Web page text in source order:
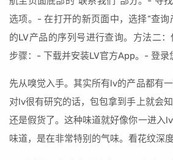
选项。- 在打开的新页面中，选择“查
的LV产品的序列号进行查询。方法二
步骤：- 下载并安装LV官方App。- 登录
先从嗅觉入手。其实所有lv的产品都有
对lv很有研究的话，包包拿到手上就会
还是假货了。这种味道就好像你一进入
味道，是在非常特别的气味。看花纹深度